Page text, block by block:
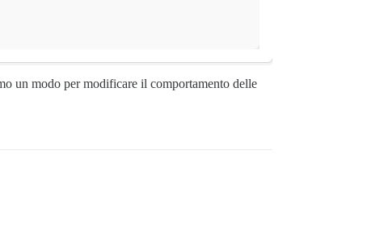
un modo per modificare il comportamento delle